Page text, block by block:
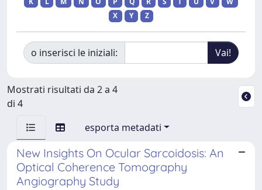
X
Y Z
o inserisci le iniziali:
Mostrati risultati da 2 a 4
di 4
esporta metadati
New Insights On Ocular Sarcoidosis: An
Optical Coherence Tomography
Angiography Study